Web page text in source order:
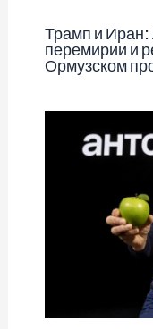
Трамп и Иран:
перемирии и
Ормузском